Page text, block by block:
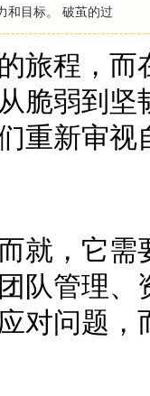
和目标。 破茧的过
旅程，
脆弱到
重新审视
就，它
队管理
对问题，